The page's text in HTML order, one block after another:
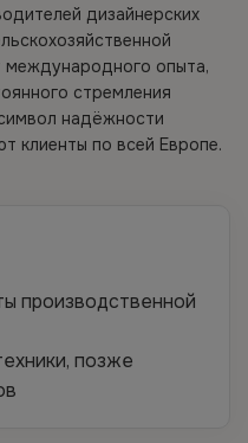
дизайнерских
международного опыта,
стремления
надёжности
клиенты по всей Европе.
производственной
позже